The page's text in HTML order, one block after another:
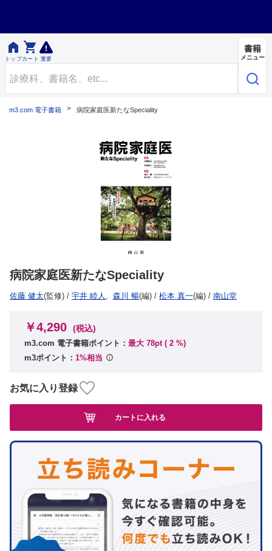

トップ

カート 重要
書籍
メニュー
m3.com 電子書籍 病院家庭医新たなSpeciality
病院家庭医新たなSpeciality
佐藤 健太(監修) / 宇井 睦人 , 森川 暢(編) / 松本 真一(編) / 南山堂
￥4,290 (税込)
m3.com 電子書籍ポイント： 最大 78pt ( 2 %)
m3ポイント： 1%相当
お気に入り登録
カートに入れる